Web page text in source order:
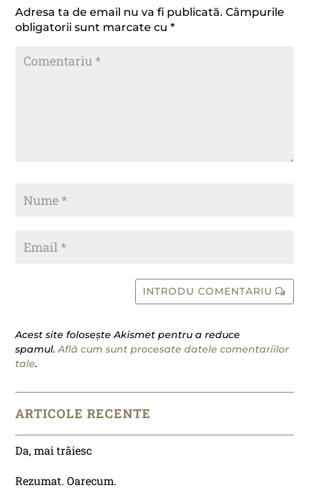
Adresa ta de email nu va fi publicată. Câmpurile
obligatorii sunt marcate cu*
INTRODU COMENTARIU
Acest site folosește Akismet pentru a reduce
spamul.Află cum sunt procesate datele comentariilor
tale.
ARTICOLE RECENTE
Da, mai trăiesc
Rezumat. Oarecum.